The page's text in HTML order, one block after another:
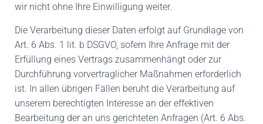
wir nicht ohne Ihre Einwilligung weiter.
Die Verarbeitung dieser Daten erfolgt auf Grundlage von
Art. 6 Abs. 1 lit. b DSGVO, sofern Ihre Anfrage mit der
Erfüllung eines Vertrags zusammenhängt oder zur
Durchführung vorvertraglicher Maßnahmen erforderlich
ist. In allen übrigen Fällen beruht die Verarbeitung auf
unserem berechtigten Interesse an der effektiven
Bearbeitung der an uns gerichteten Anfragen (Art. 6 Abs.